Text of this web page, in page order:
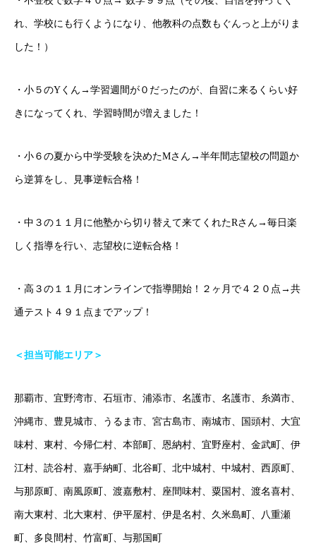
オンライン授業について
学年別コース紹介
各種SNS
れ、学校にも行くようになり、他教科の点数もぐんっと上がりま
した！）
・小５のYくん→学習週間が０だったのが、自習に来るくらい好
きになってくれ、学習時間が増えました！
・小６の夏から中学受験を決めたMさん→半年間志望校の問題か
ら逆算をし、見事逆転合格！
・中３の１１月に他塾から切り替えて来てくれたRさん→毎日楽
しく指導を行い、志望校に逆転合格！
・高３の１１月にオンラインで指導開始！２ヶ月で４２０点→共
通テスト４９１点までアップ！
＜担当可能エリア＞
那覇市、宜野湾市、石垣市、浦添市、名護市、名護市、糸満市、
沖縄市、豊見城市、うるま市、宮古島市、南城市、国頭村、大宜
味村、東村、今帰仁村、本部町、恩納村、宜野座村、金武町、伊
江村、読谷村、嘉手納町、北谷町、北中城村、中城村、西原町、
与那原町、南風原町、渡嘉敷村、座間味村、粟国村、渡名喜村、
南大東村、北大東村、伊平屋村、伊是名村、久米島町、八重瀬
町、多良間村、竹富町、与那国町